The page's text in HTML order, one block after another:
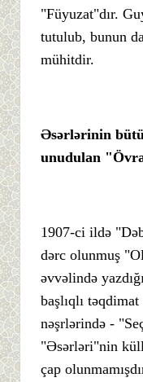
"Füyuzat"dır.
tutulub, bunun
mühitdir.
Əsərlərinin
unudulan
1907-ci ildə
dərc olunmuş
əvvəlində
başlıqlı
nəşrlərində -
"Əsərləri"nin
çap